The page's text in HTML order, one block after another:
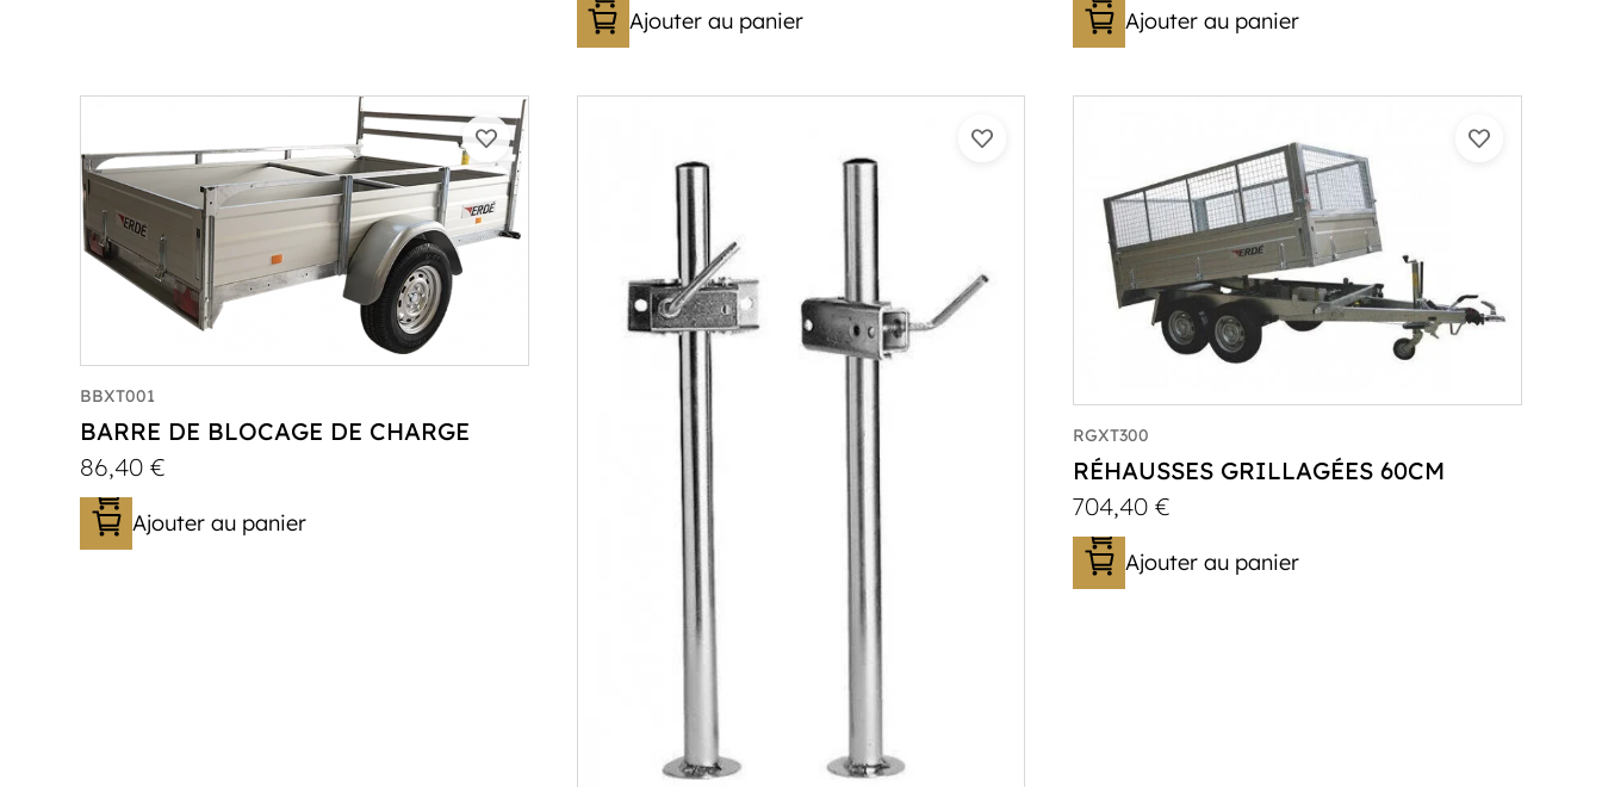
Ajouter au panier Ajouter au panier
BBXT001
BARRE DE BLOCAGE DE CHARGE
86,40€
Ajouter au panier
RGXT300
RÉHAUSSES GRILLAGÉES 60CM
704,40€
Ajouter au panier